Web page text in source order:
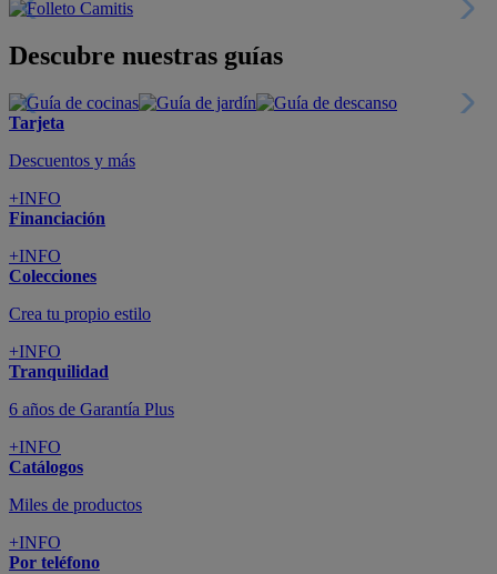
Descubre nuestras guías
Tarjeta
Descuentos y más
+INFO
Financiación
+INFO
Colecciones
Crea tu propio estilo
+INFO
Tranquilidad
6 años de Garantía Plus
+INFO
Catálogos
Miles de productos
+INFO
Por teléfono